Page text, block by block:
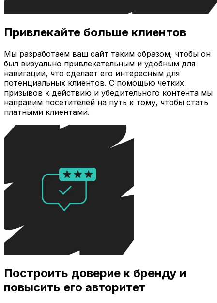
Привлекайте больше клиентов
Мы разработаем ваш сайт таким образом, чтобы он
был визуально привлекательным и удобным для
навигации, что сделает его интересным для
потенциальных клиентов. С помощью четких
призывов к действию и убедительного контента мы
направим посетителей на путь к тому, чтобы стать
платными клиентами.
Построить доверие к бренду и
повысить его авторитет